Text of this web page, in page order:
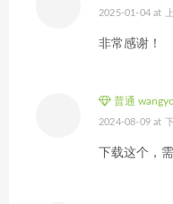
2025-01-04 at
非常感谢！
普通
2024-08-09 at
下载这个，